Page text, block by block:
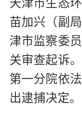
天津市生态
苗加兴（副
津市监察委
关审查起诉
第一分院依
出逮捕决定